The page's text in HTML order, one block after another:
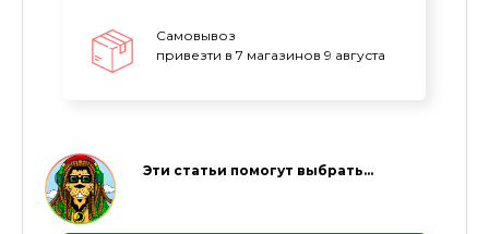
Самовывоз
привезти в 7 магазинов 9 августа
Эти статьи помогут выбрать…